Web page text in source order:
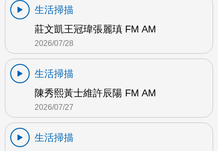
生活掃描
莊文凱王冠瑋張麗瑱 FM AM
2026/07/28
生活掃描
陳秀熙黃士維許辰陽 FM AM
2026/07/27
生活掃描